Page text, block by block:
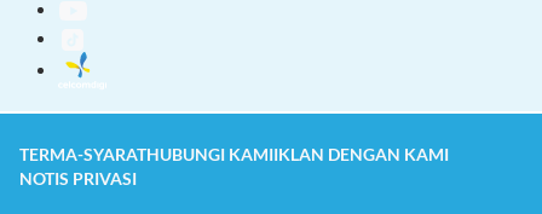
TERMA-SYARATHUBUNGI KAMIIKLAN DENGAN KAMI
NOTIS PRIVASI